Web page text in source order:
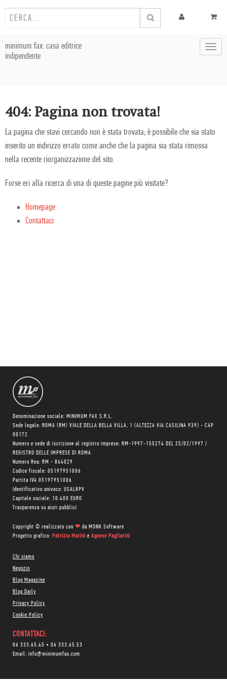
minimum fax: casa editrice
indipendente
404: Pagina non trovata!
La pagina che stavi cercando non è stata trovata; è possibile che sia stato
inserito un indirizzo errato come anche che la pagina sia stata rimossa
nella recente riorganizzazione del sito.
Forse eri alla ricerca di una di queste pagine più visitate?
Homepage
Contattaci
Denominazione sociale: MINIMUM FAX S.R.L.
Sede legale: ROMA (RM) VIALE DELLA BELLA VILLA, 1 (ALTEZZA VIA CASILINA 939) - CAP
00172
Numero e sede di iscrizione al registro imprese: RM-1997-155274 DEL 25/02/1997 /
REGISTRO DELLE IMPRESE DI ROMA
Numero Rea: RM - 864029
Codice fiscale: 05197951006
Partita IVA 05197951006
Identificativo univoco: USAL8PV
Capitale sociale: 10.400 EURO
Trasparenza su aiuti pubblici
Copyright © realizzato con ❤ da MONK Software
Progetto grafico: Patrizio Marini e Agnese Pagliarini
Chi siamo
Negozio
Blog Magazine
Blog Daily
Privacy Policy
Cookie Policy
CONTATTACI:
06 333.65.45 • 06 333.65.53
Email: info@minimumfax.com